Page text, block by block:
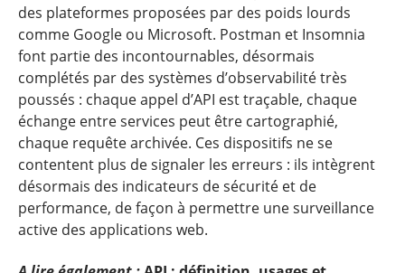
des plateformes proposées par des poids lourds
comme Google ou Microsoft. Postman et Insomnia
font partie des incontournables, désormais
complétés par des systèmes d’observabilité très
poussés : chaque appel d’API est traçable, chaque
échange entre services peut être cartographié,
chaque requête archivée. Ces dispositifs ne se
contentent plus de signaler les erreurs : ils intègrent
désormais des indicateurs de sécurité et de
performance, de façon à permettre une surveillance
active des applications web.